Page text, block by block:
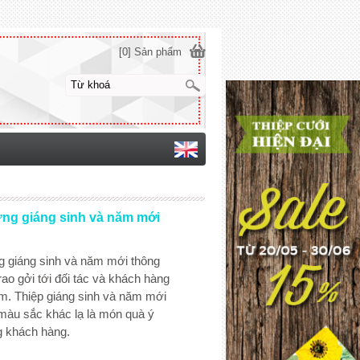
giáng sinh và năm mới
giáng sinh và năm mới thông
gởi tới đối tác và khách hàng
Thiệp giáng sinh và năm mới
sắc khác lạ là món quà ý
khách hàng.
[0] Sản phẩm